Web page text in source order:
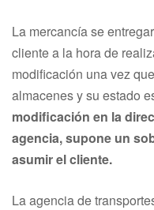
La mercancía se
cliente a la hora de
modificación una vez
almacenes y su estado
modificación en la
agencia, supone un
asumir el cliente.
La agencia de